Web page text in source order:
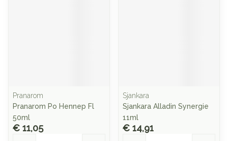
Pranarom
Pranarom Po Hennep Fl
50ml
€ 11,05
Sjankara
Sjankara Alladin Synergie
11ml
€ 14,91